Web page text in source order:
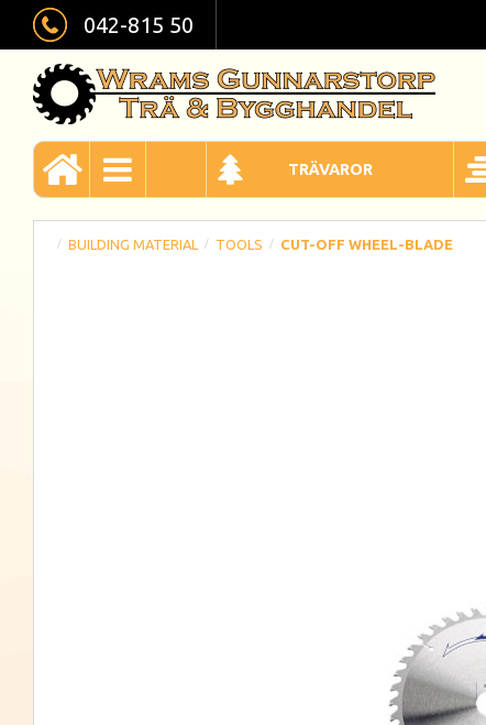
042-815 50
TRÄVAROR
BUILDING MATERIAL TOOLS CUT-OFF WHEEL-BLADE